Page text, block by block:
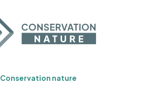
Conservation nature